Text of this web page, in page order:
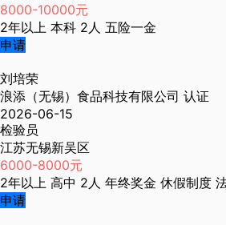
8000-10000元
2年以上 本科 2人 五险一金
申请
刘培荣
浪添（无锡）食品科技有限公司 认证
2026-06-15
检验员
江苏无锡新吴区
6000-8000元
2年以上 高中 2人 年终奖金 休假制度
申请